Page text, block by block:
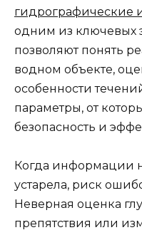
гидрографические
одним из ключевых
позволяют понять
водном объекте,
особенности
параметры, от
безопасность и
Когда информации
устарела, риск
Неверная оценка
препятствия или